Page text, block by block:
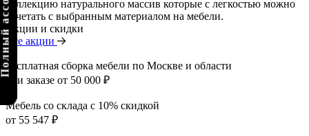
коллекцию натурального массив которые с легкостью можно
сочетать с выбранным материалом на мебели.
Акции и скидки
Все акции
Бесплатная сборка мебели по Москве и области
при заказе от 50 000 ₽
Мебель со склада с 10% скидкой
от 55 547 ₽